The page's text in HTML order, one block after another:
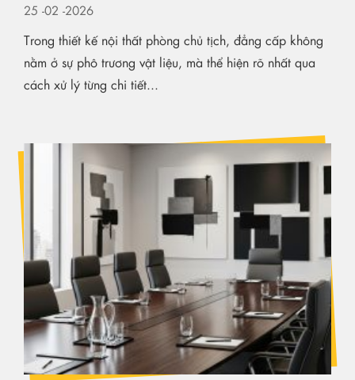
25 -02 -2026
Trong thiết kế nội thất phòng chủ tịch, đẳng cấp không
nằm ở sự phô trương vật liệu, mà thể hiện rõ nhất qua
cách xử lý từng chi tiết...